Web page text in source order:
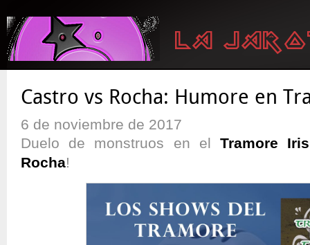
Castro vs Rocha: Humore en
6 de noviembre de 2017
Duelo de monstruos en elTramore
Rocha!